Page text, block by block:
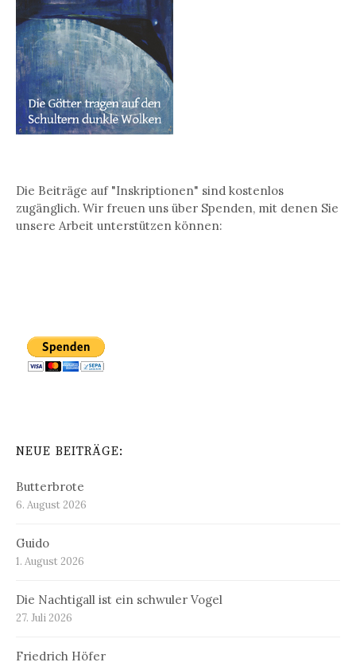
Die Beiträge auf "Inskriptionen" sind kostenlos
zugänglich. Wir freuen uns über Spenden, mit denen Sie
unsere Arbeit unterstützen können:
NEUE BEITRÄGE:
Butterbrote
6. August 2026
Guido
1. August 2026
Die Nachtigall ist ein schwuler Vogel
27. Juli 2026
Friedrich Höfer